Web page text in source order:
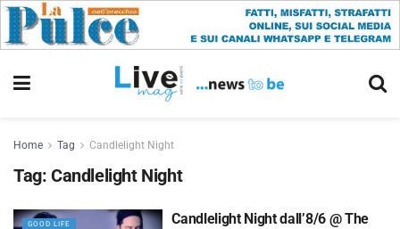
Home Tag Candlelight Night
Tag: Candlelight Night
GOOD LIFE
Candlelight Night dall’8/6 @ The